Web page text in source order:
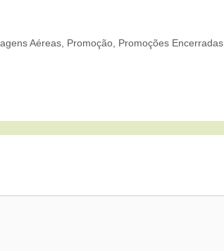
Aéreas Promoção Promoções Encerradas